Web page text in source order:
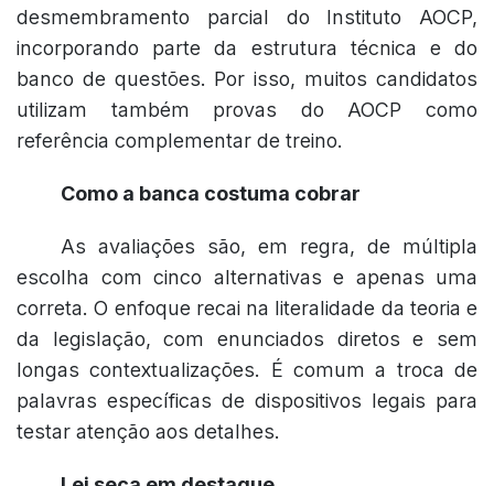
desmembramento parcial do Instituto AOCP,
incorporando parte da estrutura técnica e do
banco de questões. Por isso, muitos candidatos
utilizam também provas do AOCP como
referência complementar de treino.
Como a banca costuma cobrar
As avaliações são, em regra, de múltipla
escolha com cinco alternativas e apenas uma
correta. O enfoque recai na literalidade da teoria e
da legislação, com enunciados diretos e sem
longas contextualizações. É comum a troca de
palavras específicas de dispositivos legais para
testar atenção aos detalhes.